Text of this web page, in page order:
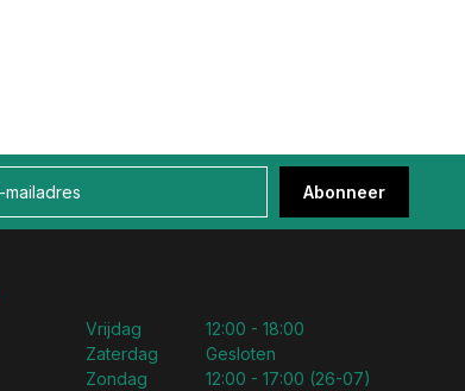
Abonneer
Vrijdag
Zaterdag
Zondag
12:00 - 18:00
Gesloten
12:00 - 17:00 (26-07)